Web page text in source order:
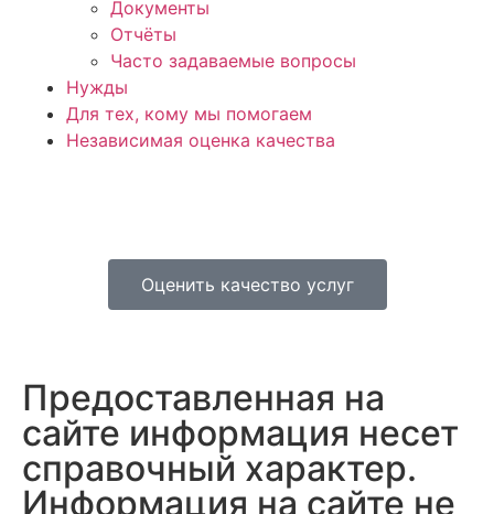
Документы
Отчёты
Часто задаваемые вопросы
Нужды
Для тех, кому мы помогаем
Независимая оценка качества
Оценить качество услуг
Предоставленная на
сайте информация несет
справочный характер.
Информация на сайте не